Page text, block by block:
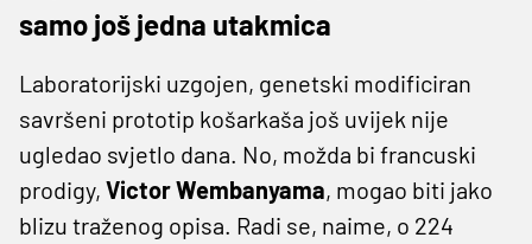
samo još jedna utakmica
Laboratorijski uzgojen, genetski modificiran
savršeni prototip košarkaša još uvijek nije
ugledao svjetlo dana. No, možda bi francuski
prodigy, Victor Wembanyama, mogao biti jako
blizu traženog opisa. Radi se, naime, o 224